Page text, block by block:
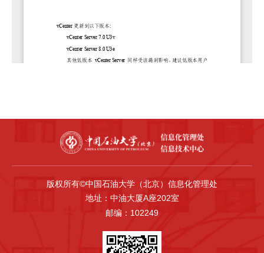
版权所有©中国石油大学（北京）信息化管理处
地址：中油大厦A座202室
邮编：102249